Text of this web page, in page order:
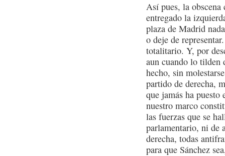
Así pues, la obscena
entregado la
plaza de Madrid
o deje de
totalitario. Y, por
aun cuando lo tilden
hecho, sin
partido de derecha,
que jamás ha
nuestro marco
las fuerzas que se
parlamentario, ni de
derecha, todas
para que Sánchez